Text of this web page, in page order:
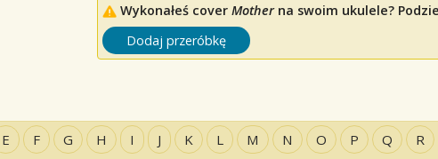
Wykonałeś cover Motherna swoim ukulele?
Dodaj przeróbkę
E F G H I J K L M N O P Q R